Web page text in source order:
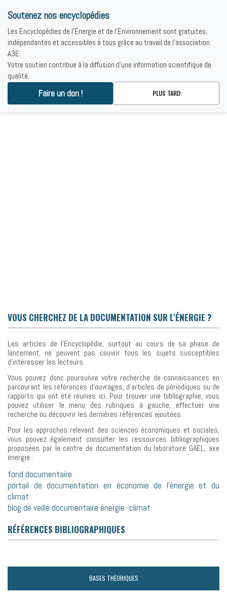
VOUS CHERCHEZ DE LA DOCUMENTATION SUR L'ÉNERGIE ?
Les articles de l’Encyclopédie, surtout au cours de sa phase de
lancement, ne peuvent pas couvrir tous les sujets susceptibles
d’intéresser les lecteurs.
Vous pouvez donc poursuivre votre recherche de connaissances en
parcourant les références d’ouvrages, d’articles de périodiques ou de
rapports qui ont été réunies ici. Pour trouver une bibliographie, vous
pouvez utiliser le menu des rubriques à gauche, effectuer une
recherche ou découvrir les dernières références ajoutées.
Pour les approches relevant des sciences économiques et sociales,
vous pouvez également consulter les ressources bibliographiques
proposées par le centre de documentation du laboratoire GAEL, axe
énergie :
fond documentaire
portail de documentation en économie de l'énergie et du
climat
blog de veille documentaire énergie -climat
RÉFÉRENCES BIBLIOGRAPHIQUES
BASES THÉORIQUES
Soutenez nos encyclopédies
Les Encyclopédies de l'Énergie et de l'Environnement sont gratuites,
indépendantes et accessibles à tous grâce au travail de l'association
A3E.
Votre soutien contribue à la diffusion d'une information scientifique de
qualité.
Faire un don ! PLUS TARD